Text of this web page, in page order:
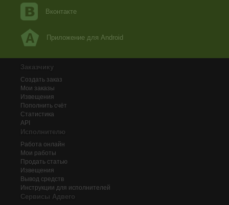
Вконтакте
Приложение для Android
Заказчику
Создать заказ
Мои заказы
Извещения
Пополнить счёт
Статистика
API
Исполнителю
Работа онлайн
Мои работы
Продать статью
Извещения
Вывод средств
Инструкции для исполнителей
Сервисы Адвего